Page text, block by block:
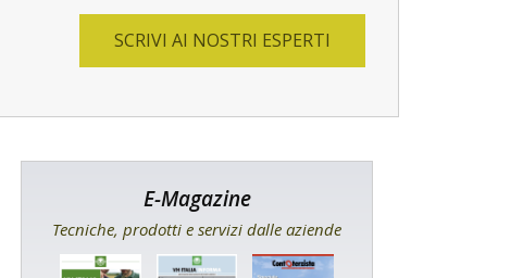
SCRIVI AI NOSTRI ESPERTI
E-Magazine
Tecniche, prodotti e servizi dalle aziende